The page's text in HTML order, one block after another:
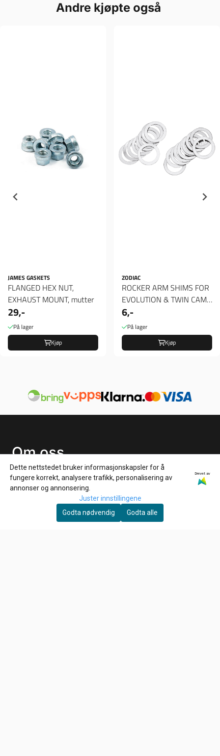
Andre kjøpte også
JAMES GASKETS
FLANGED HEX NUT,
EXHAUST MOUNT, mutter
29,-
På lager
Kjøp
ZODIAC
ROCKER ARM SHIMS FOR
EVOLUTION & TWIN CAM,
Spacer 012"
6,-
På lager
Kjøp
Om oss
HD Låven AS
Hølandsveien 96
Org. nr. 925827061
Dette nettstedet bruker informasjonskapsler for å
fungere korrekt, analysere trafikk, personalisering av
annonser og annonsering.
Drevet av
Juster innstillingene
Godta nødvendig
Godta alle